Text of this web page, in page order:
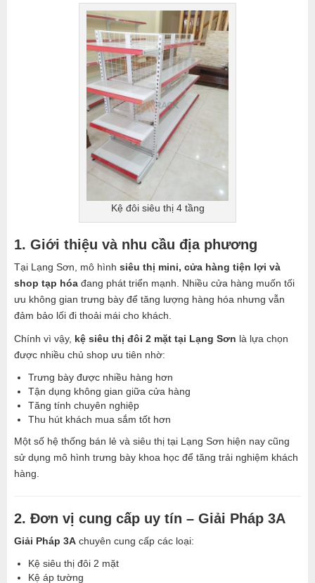
Kệ đôi siêu thị 4 tầng
1. Giới thiệu và nhu cầu địa phương
Tại Lạng Sơn , mô hình siêu thị mini, cửa hàng tiện lợi và
shop tạp hóa đang phát triển mạnh. Nhiều cửa hàng muốn tối
ưu không gian trưng bày để tăng lượng hàng hóa nhưng vẫn
đảm bảo lối đi thoải mái cho khách.
Chính vì vậy, kệ siêu thị đôi 2 mặt tại Lạng Sơn là lựa chọn
được nhiều chủ shop ưu tiên nhờ:
Trưng bày được nhiều hàng hơn
Tận dụng không gian giữa cửa hàng
Tăng tính chuyên nghiệp
Thu hút khách mua sắm tốt hơn
Một số hệ thống bán lẻ và siêu thị tại Lạng Sơn hiện nay cũng
sử dụng mô hình trưng bày khoa học để tăng trải nghiệm khách
hàng.
2. Đơn vị cung cấp uy tín – Giải Pháp 3A
Giải Pháp 3A chuyên cung cấp các loại:
Kệ siêu thị đôi 2 mặt
Kệ áp tường